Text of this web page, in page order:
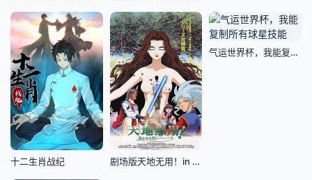
十二生肖战纪 剧场版天地无用！in LOVE2：遥远的思念
气运世界杯，我能复制所有球星技能